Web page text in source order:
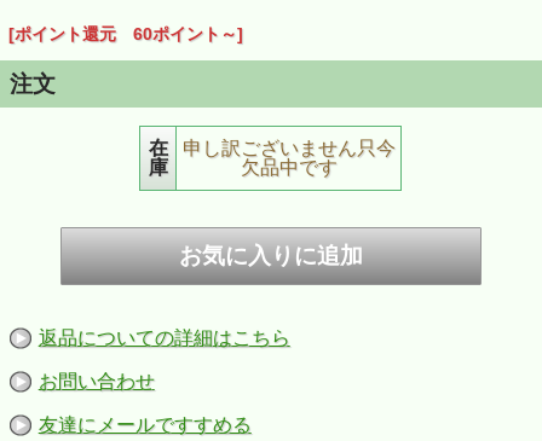
[ポイント還元 60ポイント～]
注文
在
庫
申し訳ございません只今
欠品中です
返品についての詳細はこちら
お問い合わせ
友達にメールですすめる